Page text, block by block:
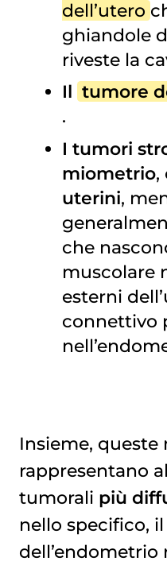
dell’utero
ghiandole
riveste la
Il tumore
.
I tumori
miometrio,
uterini,
che
muscolare
esterni
connettivo
Insieme, queste
rappresentano
tumorali più
nello specifico,
dell’endometrio